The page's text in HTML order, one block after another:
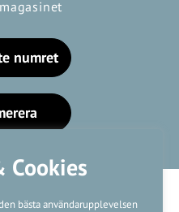
bästa användarupplevelsen
numret